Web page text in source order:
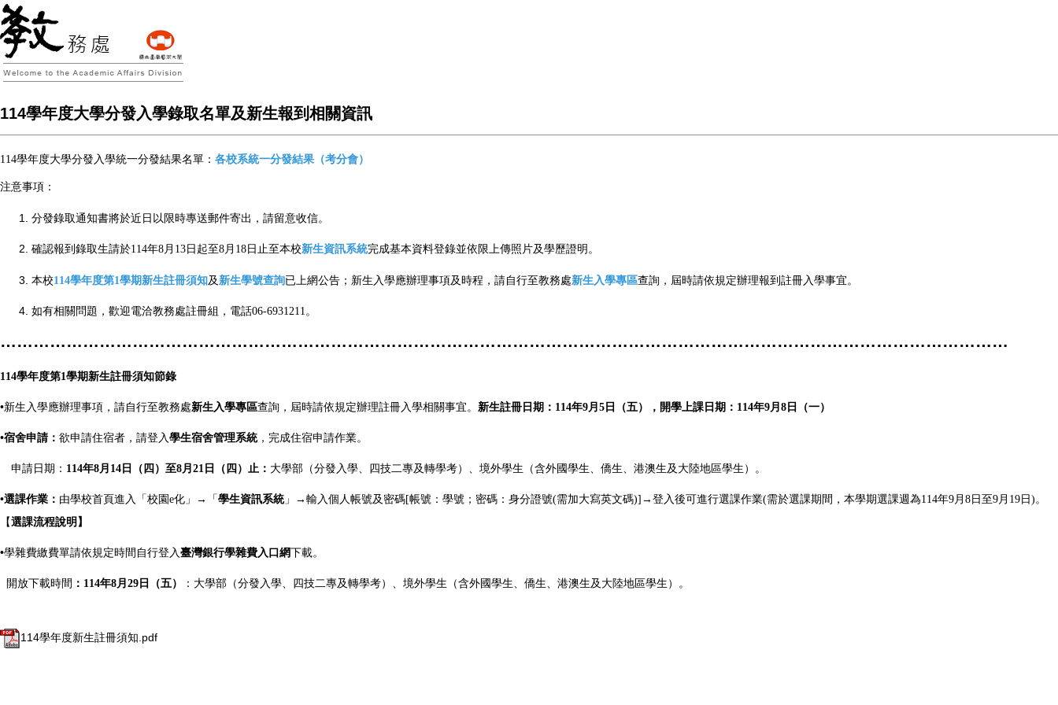
114學年度大學分發入學錄取名單及新生報到相關資訊
114學年度大學分發入學統一分發結果名單： 各校系統一分發結果 （考分會）
注意事項：
分發錄取通知書將於近日以限時專送郵件寄出，請留意收信。
確認報到錄取生請於114年8月 13日起至8月 18日止至本校新生資訊系統完成基本資料登錄並依限上傳照片及學歷證明。
本校114學年度第1學期新生註冊須知及新生學號查詢已上網公告；新生入學應辦理事項及時程，請自行至教務處新生入學專區查詢，屆時請依規定辦理報到註冊入學事宜。
如有相關問題，歡迎電洽教務處註冊組，電話06-6931211 。
…………………………………………………………………………………………………………………………………………………………………
114學年度第1學期新生註冊須知節錄
•新生入學應辦理事項，請自行至教務處新生入學專區查詢，屆時請依規定辦理註冊入學相關事宜。 新生註冊日期： 114年9 月 5 日（五），開學上課日期： 114年9 月 8 日（一）
•宿舍申請： 欲申請住宿者，請登入 學生宿舍管理系統，完成住宿申請作業。
申請日期： 114年8 月 14 日（四）至8 月 21 日（四）止： 大學部（分發入學、四技二專及轉學考）、境外學生（含外國學生、僑生、港澳生及大陸地區學生）。
•選課作業： 由學校首頁進入「校園e化」→「學生資訊系統」→輸入個人帳號及密碼[帳號：學號；密碼：身分證號(需加大寫英文碼)]→登入後可進行選課作業(需於選課期間，本學期選課週為114年9 月 8日至9 月 19日)。
【選課流程說明 】
•學雜費繳費單請依規定時間自行登入 臺灣銀行學雜費入口網下載。
開放下載時間 ： 114年8 月 29 日（五） ：大學部（分發入學、四技二專及轉學考）、境外學生（含外國學生、僑生、港澳生及大陸地區學生）。
114學年度新生註冊須知.pdf